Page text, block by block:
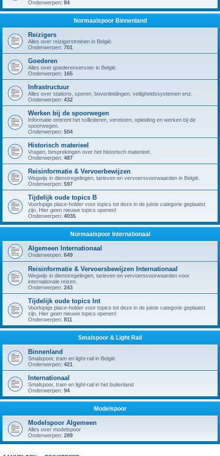
Onderwerpen: 84
Normaalspoor Binnenland
Reizigers
Alles over reizigerstreinen in België.
Onderwerpen: 701
Goederen
Alles over goederenvervoer in België.
Onderwerpen: 165
Infrastructuur
Alles over stations, sporen, bovenleidingen, veiligheidssystemen enz.
Onderwerpen: 432
Werken bij de spoorwegen
Informatie omtrent het solliciteren, vereisten, opleiding en werken bij de
spoorwegen.
Onderwerpen: 504
Historisch materieel
Vragen, besprekingen over het historisch materieel.
Onderwerpen: 487
Reisinformatie & Vervoerbewijzen
Wegwijs in dienstregelingen, tarieven en vervoersvoorwaarden in België.
Onderwerpen: 597
Tijdelijk oude topics B
Voorlopige place-holder voor topics tot deze in de juiste categorie geplaatst
zijn. Hier geen nieuwe topics openen!
Onderwerpen: 4035
Normaalspoor Internationaal
Algemeen Internationaal
Onderwerpen: 649
Reisinformatie & Vervoersbewijzen Internationaal
Wegwijs in dienstregelingen, tarieven en vervoersvoorwaarden voor
internationale reizen.
Onderwerpen: 243
Tijdelijk oude topics Int
Voorlopige place-holder voor topics tot deze in de juiste categorie geplaatst
zijn. Hier geen nieuwe topics openen!
Onderwerpen: 811
Smalspoor & Light Rail
Binnenland
Smalspoor, tram en light-rail in België
Onderwerpen: 421
Internationaal
Smalspoor, tram en light-rail in het buitenland
Onderwerpen: 94
Modelspoor
Modelspoor Algemeen
Alles over modelspoor
Onderwerpen: 289